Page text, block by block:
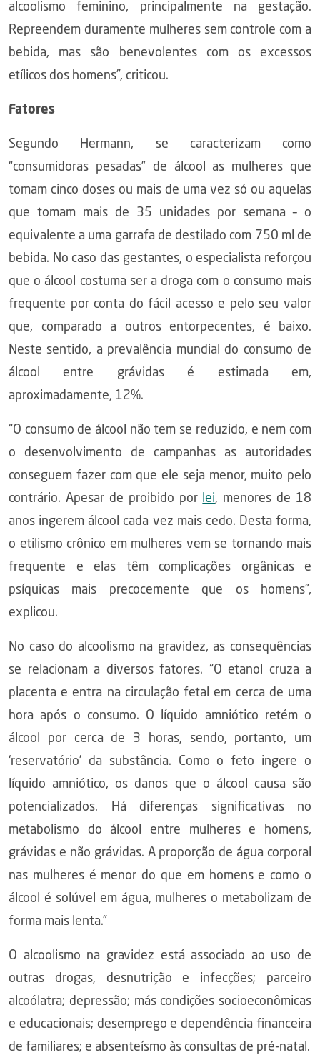
alcoolismo feminino, principalmente na gestação.
Repreendem duramente mulheres sem controle com a
bebida, mas são benevolentes com os excessos
etílicos dos homens”, criticou.
Fatores
Segundo Hermann, se caracterizam como
“consumidoras pesadas” de álcool as mulheres que
tomam cinco doses ou mais de uma vez só ou aquelas
que tomam mais de 35 unidades por semana – o
equivalente a uma garrafa de destilado com 750 ml de
bebida. No caso das gestantes, o especialista reforçou
que o álcool costuma ser a droga com o consumo mais
frequente por conta do fácil acesso e pelo seu valor
que, comparado a outros entorpecentes, é baixo.
Neste sentido, a prevalência mundial do consumo de
álcool entre grávidas é estimada em,
aproximadamente, 12%.
“O consumo de álcool não tem se reduzido, e nem com
o desenvolvimento de campanhas as autoridades
conseguem fazer com que ele seja menor, muito pelo
contrário. Apesar de proibido por lei, menores de 18
anos ingerem álcool cada vez mais cedo. Desta forma,
o etilismo crônico em mulheres vem se tornando mais
frequente e elas têm complicações orgânicas e
psíquicas mais precocemente que os homens”,
explicou.
No caso do alcoolismo na gravidez, as consequências
se relacionam a diversos fatores. “O etanol cruza a
placenta e entra na circulação fetal em cerca de uma
hora após o consumo. O líquido amniótico retém o
álcool por cerca de 3 horas, sendo, portanto, um
‘reservatório’ da substância. Como o feto ingere o
líquido amniótico, os danos que o álcool causa são
potencializados. Há diferenças significativas no
metabolismo do álcool entre mulheres e homens,
grávidas e não grávidas. A proporção de água corporal
nas mulheres é menor do que em homens e como o
álcool é solúvel em água, mulheres o metabolizam de
forma mais lenta.”
O alcoolismo na gravidez está associado ao uso de
outras drogas, desnutrição e infecções; parceiro
alcoólatra; depressão; más condições socioeconômicas
e educacionais; desemprego e dependência financeira
de familiares; e absenteísmo às consultas de pré-natal.